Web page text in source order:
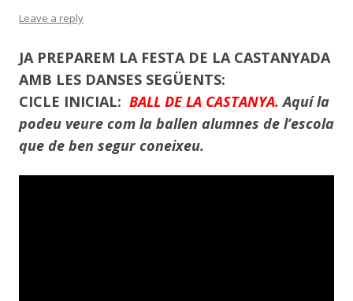
Leave a reply
JA PREPAREM LA FESTA DE LA CASTANYADA
AMB LES DANSES SEGÜENTS:
CICLE INICIAL: BALL DE LA CASTANYA.Aquí la
podeu veure com la ballen alumnes de l’escola
que de ben segur coneixeu.